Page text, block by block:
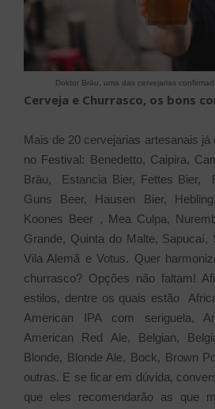
Doktor Bräu, uma das cervejarias
Cerveja e Churrasco, os bons
Mais de 20 cervejarias artesanais
no Festival: Benedetto, Caipira,
Bräu, Estancia Bier, Fettes Bier,
Guns Beer, Hausen Bier,
Koones Beer , Mea Culpa,
Grande, Quinta do Malte, Sapucaí,
Vila Alemã e Votus. Quer
churrasco? Opções não faltam!
estilos, dentre os quais estão
American IPA com seriguela,
American Red Ale, Belgian,
Blonde, Blonde Ale, Bock, Brown
outras. E se ficar em dúvida,
que eles recomendarão as que